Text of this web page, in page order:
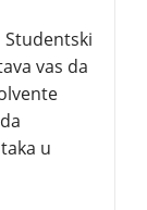
Studentski
vas da
u